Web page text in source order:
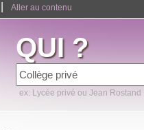
Aller au contenu
QUI ?
ex: Lycée privé ou Jean Rostand